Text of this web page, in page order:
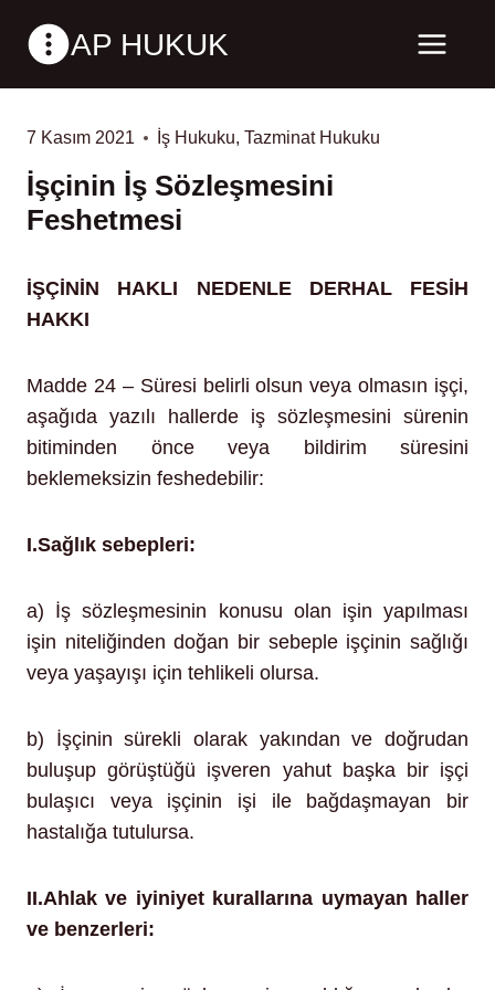
AP HUKUK
7 Kasım 2021 İş Hukuku, Tazminat Hukuku
İşçinin İş Sözleşmesini
Feshetmesi
İŞÇİNİN HAKLI NEDENLE DERHAL FESİH
HAKKI
Madde 24 – Süresi belirli olsun veya olmasın işçi,
aşağıda yazılı hallerde iş sözleşmesini sürenin
bitiminden önce veya bildirim süresini
beklemeksizin feshedebilir:
I.Sağlık sebepleri:
a) İş sözleşmesinin konusu olan işin yapılması
işin niteliğinden doğan bir sebeple işçinin sağlığı
veya yaşayışı için tehlikeli olursa.
b) İşçinin sürekli olarak yakından ve doğrudan
buluşup görüştüğü işveren yahut başka bir işçi
bulaşıcı veya işçinin işi ile bağdaşmayan bir
hastalığa tutulursa.
II.Ahlak ve iyiniyet kurallarına uymayan haller
ve benzerleri: